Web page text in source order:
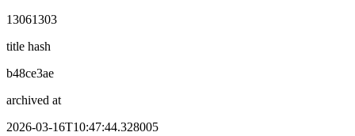
13061303
title hash
b48ce3ae
archived at
2026-03-16T10:47:44.328005